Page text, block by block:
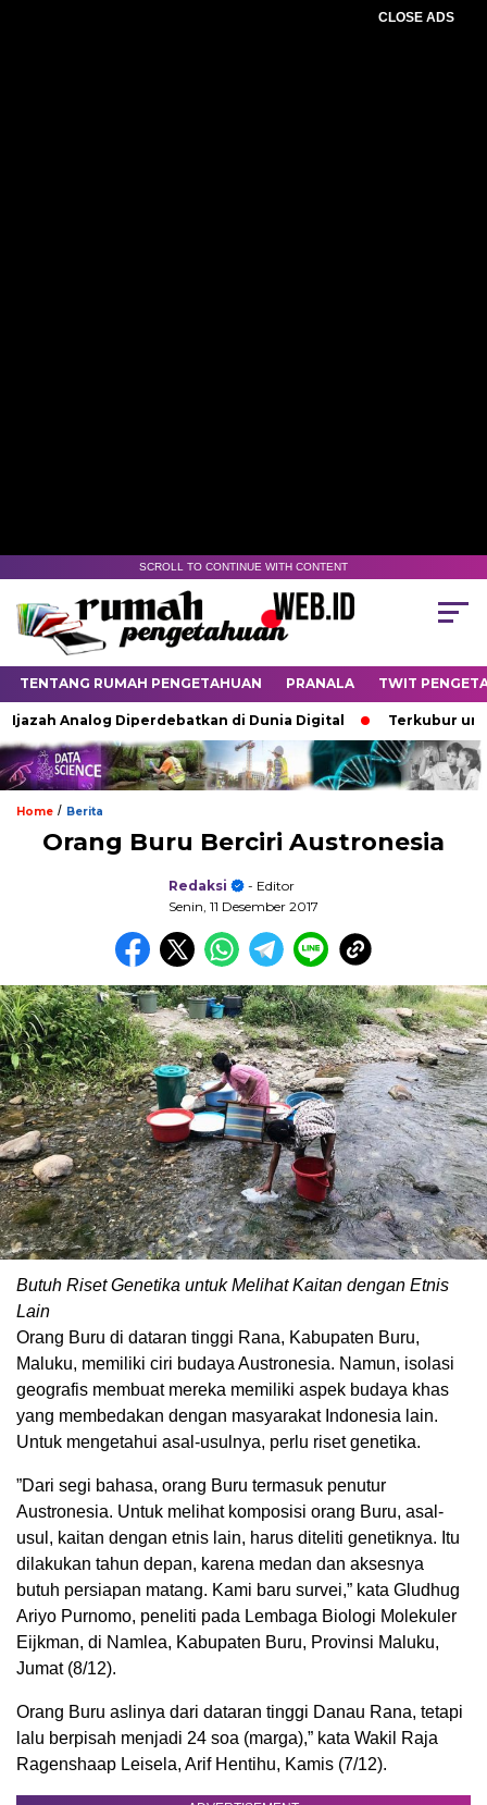
CLOSE ADS
SCROLL TO CONTINUE WITH CONTENT
TENTANG RUMAH PENGETAHUAN PRANALA TWIT
Analog Diperdebatkan di Dunia Digital Terkubur untuk
Home / Berita
Orang Buru Berciri Austronesia
Redaksi
- Editor
Senin, 11 Desember 2017
Butuh Riset Genetika untuk Melihat Kaitan dengan Etnis
Lain
Orang Buru di dataran tinggi Rana, Kabupaten Buru,
Maluku, memiliki ciri budaya Austronesia. Namun, isolasi
geografis membuat mereka memiliki aspek budaya khas
yang membedakan dengan masyarakat Indonesia lain.
Untuk mengetahui asal-usulnya, perlu riset genetika.
”Dari segi bahasa, orang Buru termasuk penutur
Austronesia. Untuk melihat komposisi orang Buru, asal-
usul, kaitan dengan etnis lain, harus diteliti genetiknya. Itu
dilakukan tahun depan, karena medan dan aksesnya
butuh persiapan matang. Kami baru survei,” kata Gludhug
Ariyo Purnomo, peneliti pada Lembaga Biologi Molekuler
Eijkman, di Namlea, Kabupaten Buru, Provinsi Maluku,
Jumat (8/12).
Orang Buru aslinya dari dataran tinggi Danau Rana, tetapi
lalu berpisah menjadi 24 soa (marga),” kata Wakil Raja
Ragenshaap Leisela, Arif Hentihu, Kamis (7/12).